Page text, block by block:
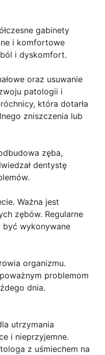
gabinety
i komfortowe
i dyskomfort.
oraz usuwanie
patologii i
która dotarła
zniszczenia lub
zęba,
dentystę
Ważna jest
zębów. Regularne
być wykonywane
organizmu.
problemom
dnia.
utrzymania
i nieprzyjemne.
z uśmiechem na